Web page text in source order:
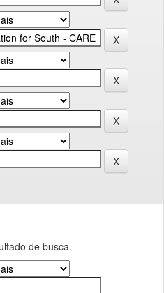
de busca.